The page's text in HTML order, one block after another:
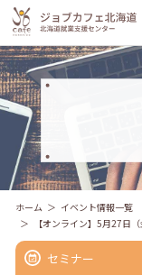
ホーム
イベント情報一覧
【オンライン】5月27
セミナー